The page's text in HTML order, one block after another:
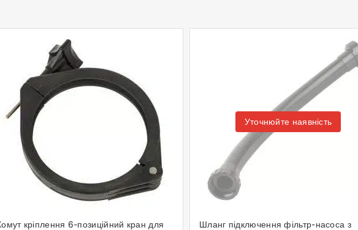
кріплення 6-позиційний кран для
Уточнюйте наявність
Шланг підключення фільтр-насоса з